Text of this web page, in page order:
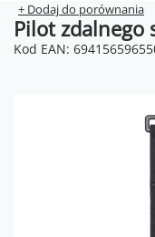
+ Dodaj do porównania
Pilot zdalnego
Kod EAN: